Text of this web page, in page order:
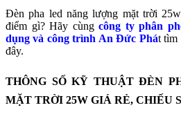
Đèn pha led năng lượng mặt trời
điểm gì? Hãy cùng công ty phân
dụng và công trình An Đức Phát tìm
đây.
THÔNG SỐ KỸ THUẬT ĐÈN
MẶT TRỜI 25W GIÁ RẺ, CHIẾU